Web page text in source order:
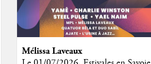
Mélissa Laveaux